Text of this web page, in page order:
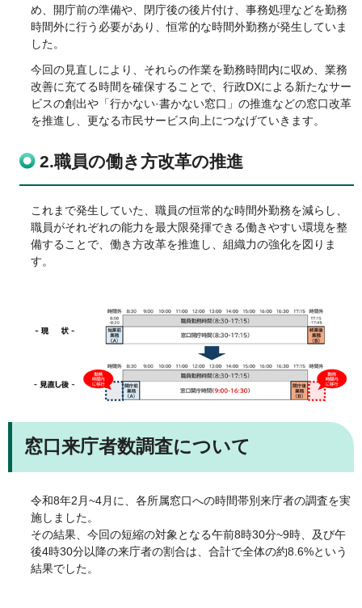
め、開庁前の準備や、閉庁後の後片付け、事務処理などを勤務
時間外に行う必要があり、恒常的な時間外勤務が発生していま
した。
今回の見直しにより、それらの作業を勤務時間内に収め、業務
改善に充てる時間を確保することで、行政DXによる新たなサー
ビスの創出や「行かない·書かない窓口」の推進などの窓口改革
を推進し、更なる市民サービス向上につなげていきます。
2.職員の働き方改革の推進
これまで発生していた、職員の恒常的な時間外勤務を減らし、
職員がそれぞれの能力を最大限発揮できる働きやすい環境を整
備することで、働き方改革を推進し、組織力の強化を図りま
す。
窓口来庁者数調査について
令和8年2月~4月に、各所属窓口への時間帯別来庁者の調査を実
施しました。
その結果、今回の短縮の対象となる午前8時30分~9時、及び午
後4時30分以降の来庁者の割合は、合計で全体の約8.6%という
結果でした。